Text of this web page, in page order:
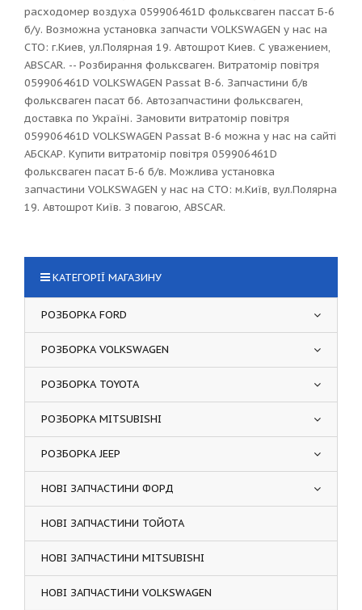
расходомер воздуха 059906461D фольксваген пассат Б-6
б/у. Возможна установка запчасти VOLKSWAGEN у нас на
СТО: г.Киев, ул.Полярная 19. Автошрот Киев. С уважением,
ABSCAR. -- Розбирання фольксваген. Витратомір повітря
059906461D VOLKSWAGEN Passat B-6. Запчастини б/в
фольксваген пасат б6. Автозапчастини фольксваген,
доставка по Україні. Замовити витратомір повітря
059906461D VOLKSWAGEN Passat B-6 можна у нас на сайті
АБСКАР. Купити витратомір повітря 059906461D
фольксваген пасат Б-6 б/в. Можлива установка
запчастини VOLKSWAGEN у нас на СТО: м.Київ, вул.Полярна
19. Автошрот Київ. З повагою, ABSCAR.
КАТЕГОРІЇ МАГАЗИНУ
РОЗБОРКА FORD
РОЗБОРКА VOLKSWAGEN
РОЗБОРКА TOYOTA
РОЗБОРКА MITSUBISHI
РОЗБОРКА JEEP
НОВІ ЗАПЧАСТИНИ ФОРД
НОВІ ЗАПЧАСТИНИ ТОЙОТА
НОВІ ЗАПЧАСТИНИ MITSUBISHI
НОВІ ЗАПЧАСТИНИ VOLKSWAGEN